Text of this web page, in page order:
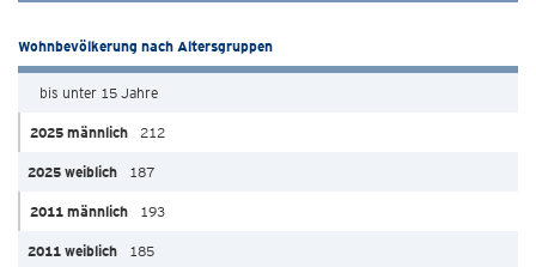
Wohnbevölkerung nach Altersgruppen
bis unter 15 Jahre
212
187
193
185